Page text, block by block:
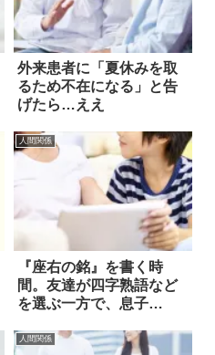
外来患者に「夏休みを取
るため不在になる」と告
げたら…ええ
人間関係
『座右の銘』を書く時
間。友達が四字熟語など
を選ぶ一方で、息子
人間関係